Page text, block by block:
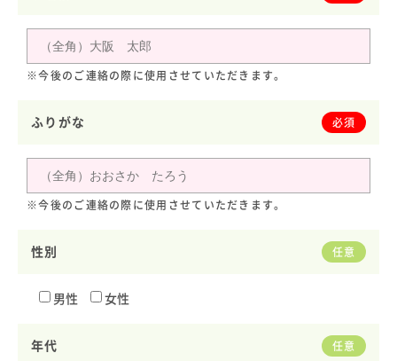
※今後のご連絡の際に使用させていただきます。
ふりがな 必須
※今後のご連絡の際に使用させていただきます。
性別 任意
男性 女性
年代 任意